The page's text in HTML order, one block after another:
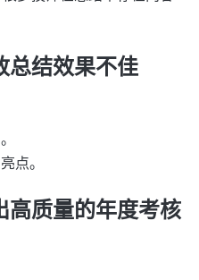
总结效果不佳
点。
高质量的年度考核